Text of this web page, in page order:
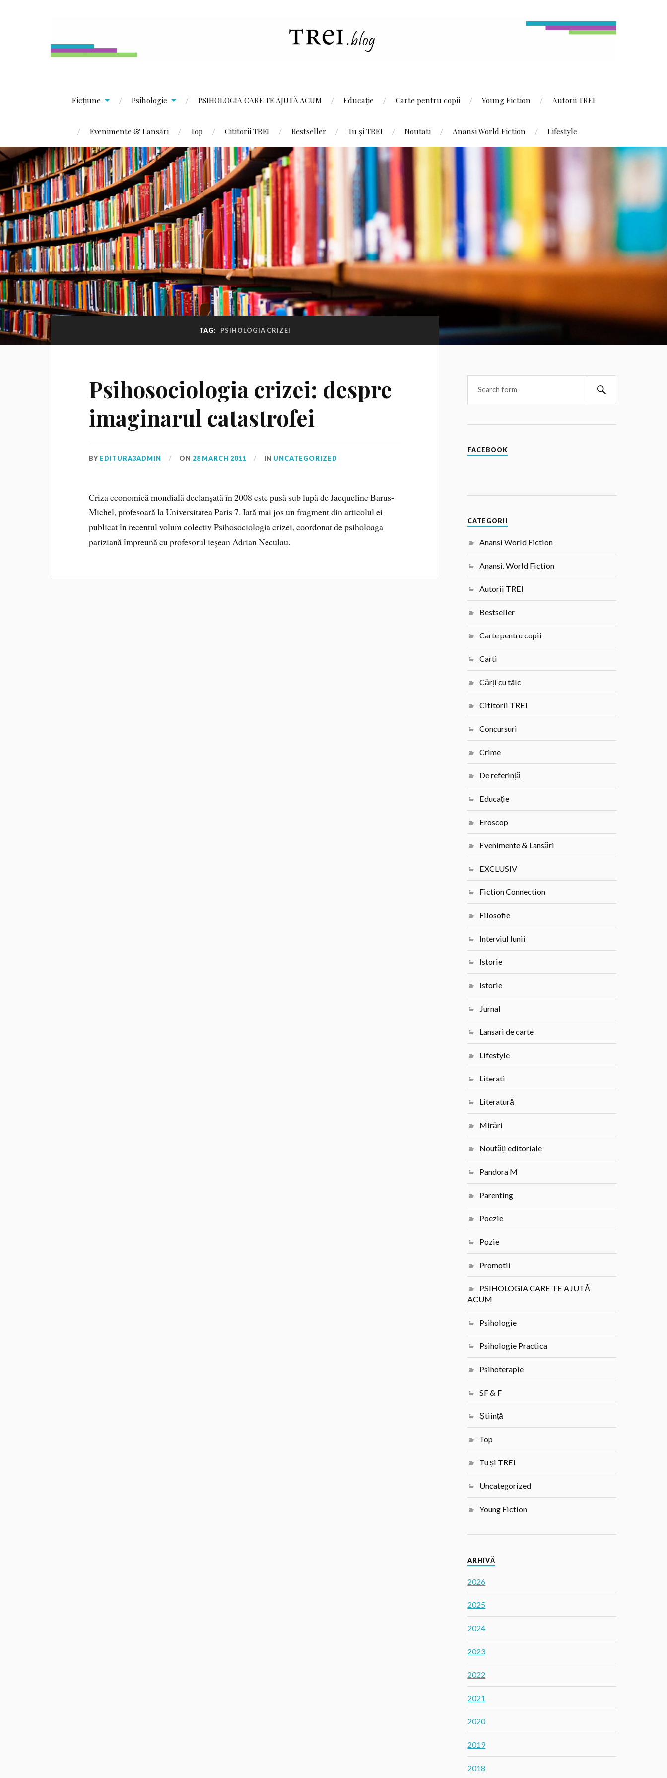
Ficțiune Psihologie PSIHOLOGIA CARE TE AJUTĂ ACUM Educație Carte pentru copii Young Fiction Autorii TREI
Evenimente & Lansări Top Cititorii TREI Bestseller Tu și TREI Noutati Anansi World Fiction Lifestyle
TAG: PSIHOLOGIA CRIZEI
Psihosociologia crizei: despre
imaginarul catastrofei
BY EDITURA3ADMIN ON 28 MARCH 2011 IN UNCATEGORIZED
Cri­za eco­no­mi­că mondială declanșată în 2008 este pusă sub lupă de Jacqueline Barus-
Michel, profesoară la Universitatea Paris 7. Iată mai jos un fragment din articolul ei
publicat în recentul volum colectiv Psihosociologia crizei, coordonat de psiholoaga
pariziană împreună cu profesorul ieșean Adrian Neculau.
FACEBOOK
CATEGORII
Anansi World Fiction
Anansi. World Fiction
Autorii TREI
Bestseller
Carte pentru copii
Carti
Cărți cu tâlc
Cititorii TREI
Concursuri
Crime
De referință
Educație
Eroscop
Evenimente & Lansări
EXCLUSIV
Fiction Connection
Filosofie
Interviul lunii
Istorie
Istorie
Jurnal
Lansari de carte
Lifestyle
Literati
Literatură
Mirări
Noutăți editoriale
Pandora M
Parenting
Poezie
Pozie
Promotii
PSIHOLOGIA CARE TE AJUTĂ
ACUM
Psihologie
Psihologie Practica
Psihoterapie
SF & F
Știință
Top
Tu și TREI
Uncategorized
Young Fiction
ARHIVĂ
2026
2025
2024
2023
2022
2021
2020
2019
2018